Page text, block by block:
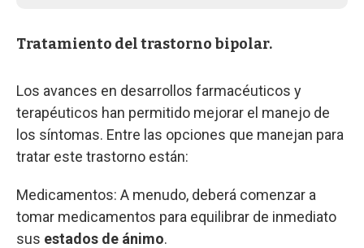
Tratamiento del trastorno bipolar.
Los avances en desarrollos farmacéuticos y
terapéuticos han permitido mejorar el manejo de
los síntomas. Entre las opciones que manejan para
tratar este trastorno están:
Medicamentos: A menudo, deberá comenzar a
tomar medicamentos para equilibrar de inmediato
sus estados de ánimo.